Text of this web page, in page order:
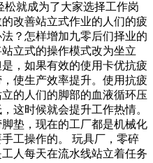
松就成为了大家选择工作岗
改善站立式作业的人们的疲
？怎样增加九零后们择业的
立式的操作模式改为坐立
，如果有效的使用卡优抗疲
使生产效率提升。使用抗疲
的人们的脚部的血液循环压
这时候就会提升工作热情。
垫，现在的工厂都是机械化
工操作的。 玩具厂，零碎
人每天在流水线站立着任务